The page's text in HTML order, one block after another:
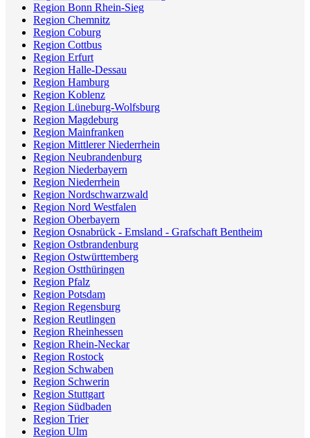
Region Bonn Rhein-Sieg
Region Chemnitz
Region Coburg
Region Cottbus
Region Erfurt
Region Halle-Dessau
Region Hamburg
Region Koblenz
Region Lüneburg-Wolfsburg
Region Magdeburg
Region Mainfranken
Region Mittlerer Niederrhein
Region Neubrandenburg
Region Niederbayern
Region Niederrhein
Region Nordschwarzwald
Region Nord Westfalen
Region Oberbayern
Region Osnabrück - Emsland - Grafschaft Bentheim
Region Ostbrandenburg
Region Ostwürttemberg
Region Ostthüringen
Region Pfalz
Region Potsdam
Region Regensburg
Region Reutlingen
Region Rheinhessen
Region Rhein-Neckar
Region Rostock
Region Schwaben
Region Schwerin
Region Stuttgart
Region Südbaden
Region Trier
Region Ulm